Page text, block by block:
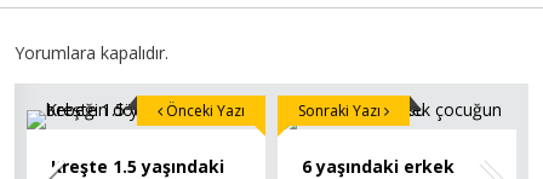
Yorumlara kapalıdır.
Kreşte 1.5 yaşındaki
Önceki Yazı
6 yaşındaki erkek
Sonraki Yazı